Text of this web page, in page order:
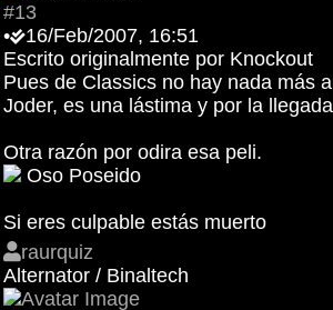
#13
•
16/Feb/2007, 16:51
Escrito originalmente por Knockout
Pues de Classics no hay nada más
Joder, es una lástima y por la
Otra razón por odira esa peli.
Oso Poseido
Si eres culpable estás muerto
raurquiz
Alternator / Binaltech